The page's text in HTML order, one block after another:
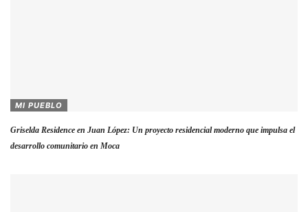
MI PUEBLO
Griselda Residence en Juan López: Un proyecto residencial moderno que impulsa el
desarrollo comunitario en Moca